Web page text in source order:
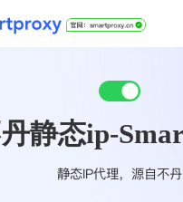
静态ip-
静态IP代理，源自不丹